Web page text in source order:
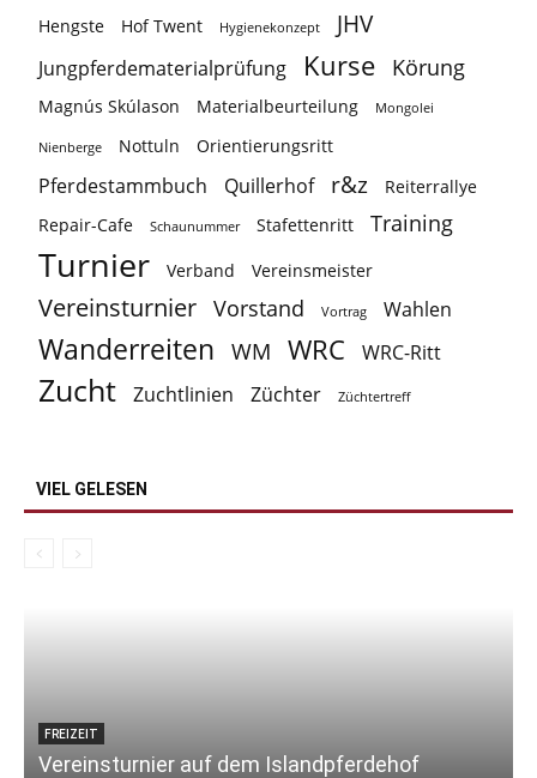
Hengste
Hof Twent Hygienekonzept JHV
Jungpferdematerialprüfung Kurse Körung
Magnús Skúlason Materialbeurteilung Mongolei
Nienberge Nottuln Orientierungsritt
Pferdestammbuch Quillerhof r&z
Reiterrallye
Repair-Cafe
Schaunummer Stafettenritt Training
Turnier Verband Vereinsmeister
Vereinsturnier Vorstand Vortrag Wahlen
Wanderreiten WM WRC WRC-Ritt
Zucht Zuchtlinien Züchter Züchtertreff
VIEL GELESEN
FREIZEIT
Vereinsturnier auf dem Islandpferdehof